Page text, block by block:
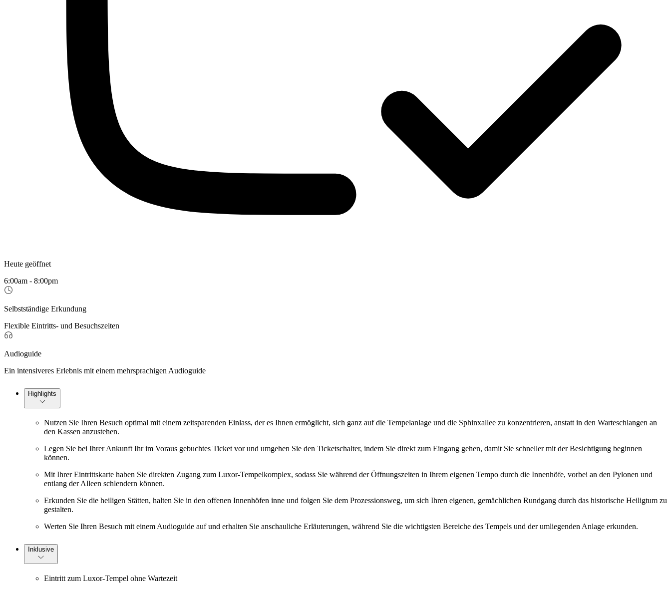
Heute geöffnet
6:00am - 8:00pm
Selbstständige Erkundung
Flexible Eintritts- und Besuchszeiten
Audioguide
Ein intensiveres Erlebnis mit einem mehrsprachigen Audioguide
Highlights
Nutzen Sie Ihren Besuch optimal mit einem zeitsparenden Einlass, der es Ihnen ermöglicht, sich ganz auf die Tempelanlage und die Sphinxallee zu konzentrieren, anstatt in den Warteschlangen an
den Kassen anzustehen.
Legen Sie bei Ihrer Ankunft Ihr im Voraus gebuchtes Ticket vor und umgehen Sie den Ticketschalter, indem Sie direkt zum Eingang gehen, damit Sie schneller mit der Besichtigung beginnen
können.
Mit Ihrer Eintrittskarte haben Sie direkten Zugang zum Luxor-Tempelkomplex, sodass Sie während der Öffnungszeiten in Ihrem eigenen Tempo durch die Innenhöfe, vorbei an den Pylonen und
entlang der Alleen schlendern können.
Erkunden Sie die heiligen Stätten, halten Sie in den offenen Innenhöfen inne und folgen Sie dem Prozessionsweg, um sich Ihren eigenen, gemächlichen Rundgang durch das historische Heiligtum zu
gestalten.
Werten Sie Ihren Besuch mit einem Audioguide auf und erhalten Sie anschauliche Erläuterungen, während Sie die wichtigsten Bereiche des Tempels und der umliegenden Anlage erkunden.
Inklusive
Eintritt zum Luxor-Tempel ohne Wartezeit